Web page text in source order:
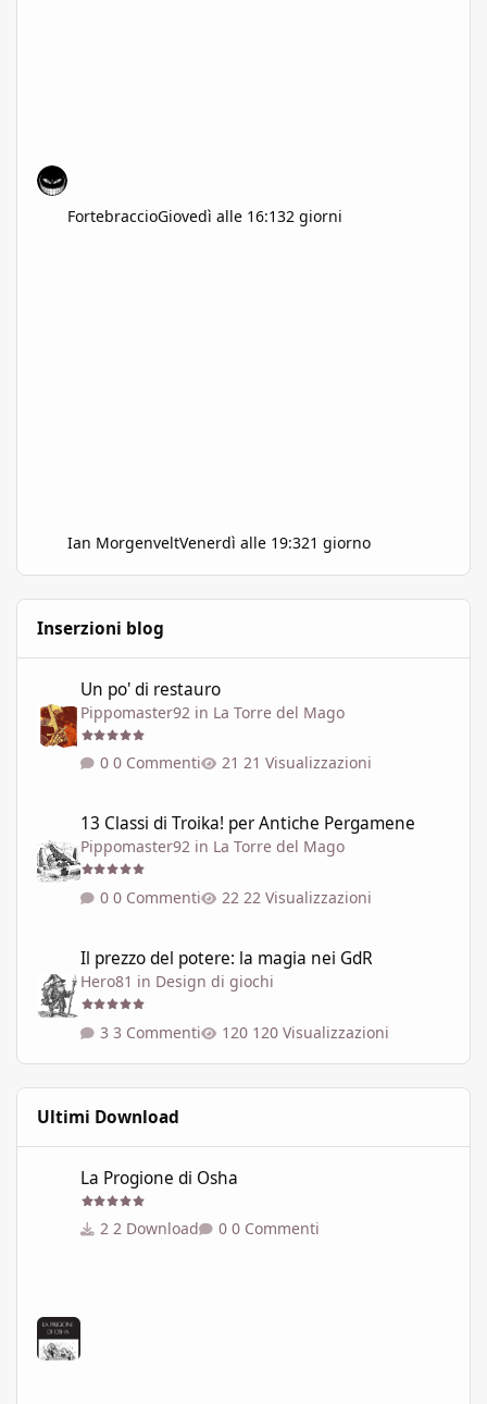
FortebraccioGiovedì alle 16:132 giorni
Ian MorgenveltVenerdì alle 19:321 giorno
Inserzioni blog
Un po' di restauro
Pippomaster92 in La Torre del Mago
0 Commenti 21 Visualizzazioni
13 Classi di Troika! per Antiche Pergamene
Pippomaster92 in La Torre del Mago
0 Commenti 22 Visualizzazioni
Il prezzo del potere: la magia nei GdR
Hero81 in Design di giochi
3 Commenti 120 Visualizzazioni
Ultimi Download
La Progione di Osha
2 Download 0 Commenti